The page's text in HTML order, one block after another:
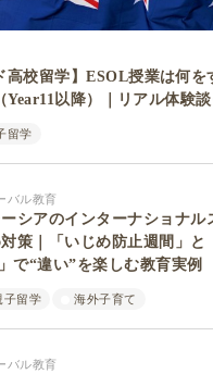
高校留学】ESOL授業は何を
Year11以降）｜リアル体験
留学
バル教育
シアのインターナショナル
対策｜「いじめ防止週間」と
で“違い”を楽しむ教育実例
子留学 海外子育て
バル教育